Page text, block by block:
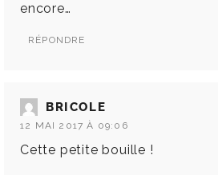
encore…
RÉPONDRE
BRICOLE
12 MAI 2017 À 09:06
Cette petite bouille !